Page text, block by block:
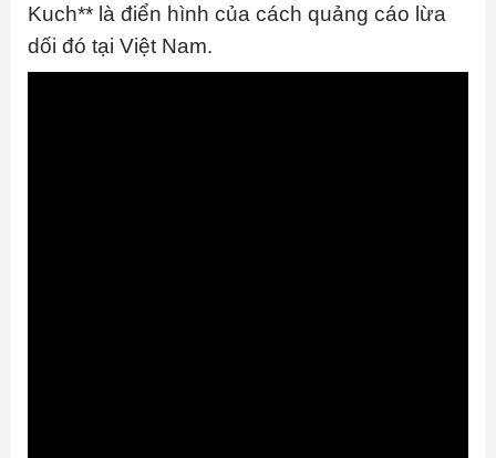
Kuch** là điển hình của cách quảng cáo lừa
dối đó tại Việt Nam.